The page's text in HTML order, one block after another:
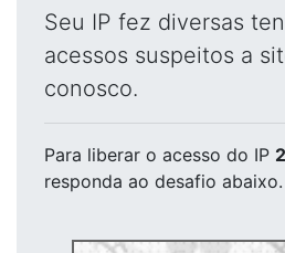
Seu IP fez diversas
acessos suspeitos a
conosco.
Para liberar o acesso do IP
responda ao desafio abaixo.